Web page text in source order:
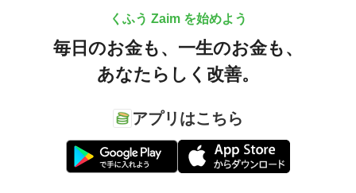
くふう Zaim を始めよう
毎日のお金も、 一生のお金も、
あなたらしく改善。
アプリはこちら